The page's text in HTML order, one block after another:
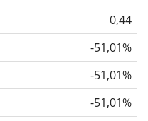
von 1, 3 und 5
als die
Einjahreszeitraum
geteilt durch die
Rendite pro
0,44
-51,01%
-51,01%
-51,01%